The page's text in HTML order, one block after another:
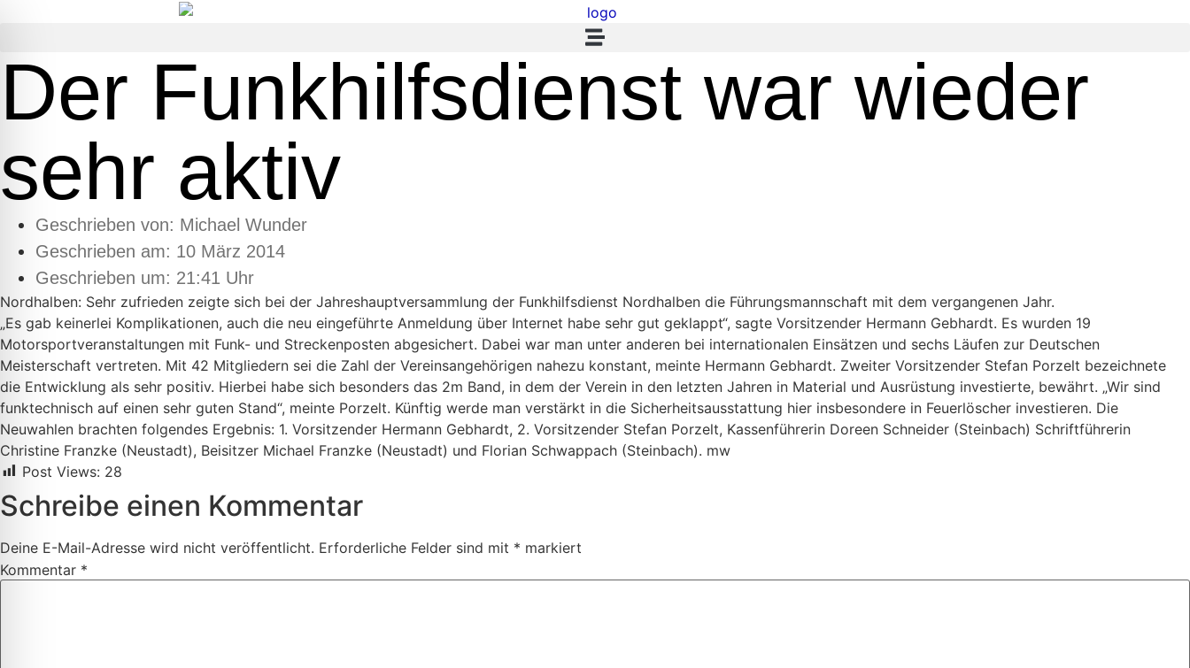
Der Funkhilfsdienst war wieder
sehr aktiv
Geschrieben von: Michael Wunder
Geschrieben am: 10 März 2014
Geschrieben um: 21:41 Uhr
Nordhalben: Sehr zufrieden zeigte sich bei der Jahreshauptversammlung der Funkhilfsdienst Nordhalben die Führungsmannschaft mit dem vergangenen Jahr.
„Es gab keinerlei Komplikationen, auch die neu eingeführte Anmeldung über Internet habe sehr gut geklappt“, sagte Vorsitzender Hermann Gebhardt. Es wurden 19
Motorsportveranstaltungen mit Funk- und Streckenposten abgesichert. Dabei war man unter anderen bei internationalen Einsätzen und sechs Läufen zur Deutschen
Meisterschaft vertreten. Mit 42 Mitgliedern sei die Zahl der Vereinsangehörigen nahezu konstant, meinte Hermann Gebhardt. Zweiter Vorsitzender Stefan Porzelt bezeichnete
die Entwicklung als sehr positiv. Hierbei habe sich besonders das 2m Band, in dem der Verein in den letzten Jahren in Material und Ausrüstung investierte, bewährt. „Wir sind
funktechnisch auf einen sehr guten Stand“, meinte Porzelt. Künftig werde man verstärkt in die Sicherheitsausstattung hier insbesondere in Feuerlöscher investieren. Die
Neuwahlen brachten folgendes Ergebnis: 1. Vorsitzender Hermann Gebhardt, 2. Vorsitzender Stefan Porzelt, Kassenführerin Doreen Schneider (Steinbach) Schriftführerin
Christine Franzke (Neustadt), Beisitzer Michael Franzke (Neustadt) und Florian Schwappach (Steinbach). mw
Post Views: 28
Schreibe einen Kommentar
Deine E-Mail-Adresse wird nicht veröffentlicht. Erforderliche Felder sind mit * markiert
Kommentar *